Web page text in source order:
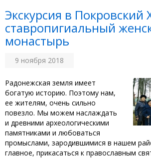
Экскурсия в Покровский
ставропигиальный
монастырь
9 ноября 2018
Радонежская земля имеет
богатую историю. Поэтому нам,
ее жителям, очень сильно
повезло. Мы можем наслаждать
и древними археологическими
памятниками и любоваться
промыслами, зародившимися в нашем
главное, прикасаться к православным